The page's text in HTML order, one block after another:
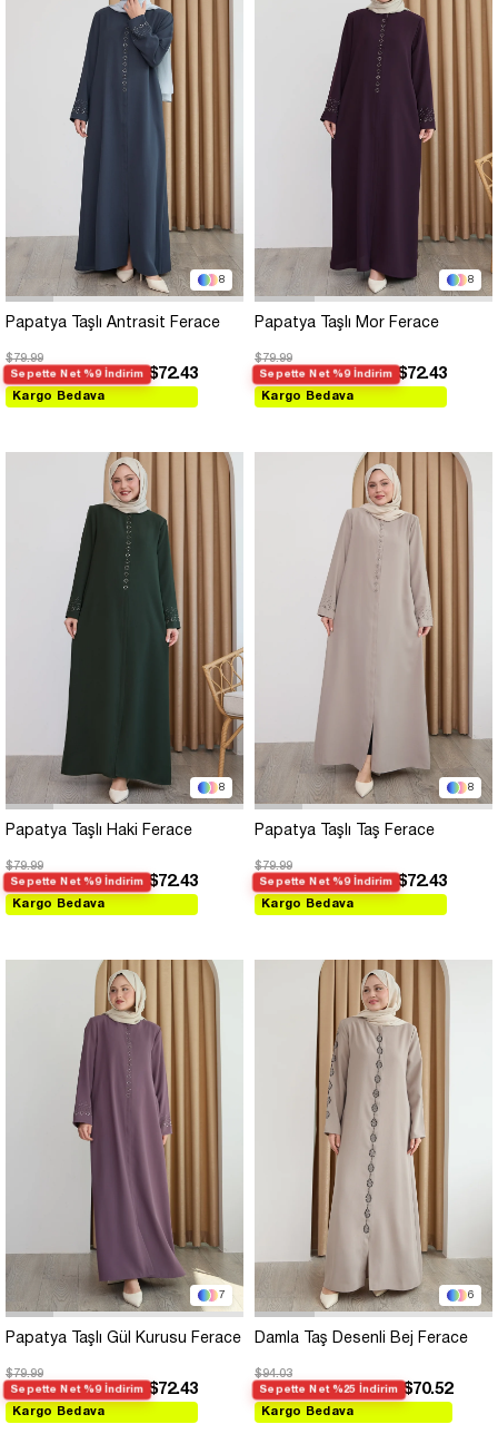
8
Papatya Taşlı Antrasit Ferace
$79.99
Sepette Net %9 İndirim $72.43
Kargo Bedava
8
Papatya Taşlı Mor Ferace
$79.99
Sepette Net %9 İndirim $72.43
Kargo Bedava
8
Papatya Taşlı Haki Ferace
$79.99
Sepette Net %9 İndirim $72.43
Kargo Bedava
8
Papatya Taşlı Taş Ferace
$79.99
Sepette Net %9 İndirim $72.43
Kargo Bedava
7
Papatya Taşlı Gül Kurusu Ferace
$79.99
Sepette Net %9 İndirim $72.43
Kargo Bedava
6
Damla Taş Desenli Bej Ferace
$94.03
Sepette Net %25 İndirim $70.52
Kargo Bedava